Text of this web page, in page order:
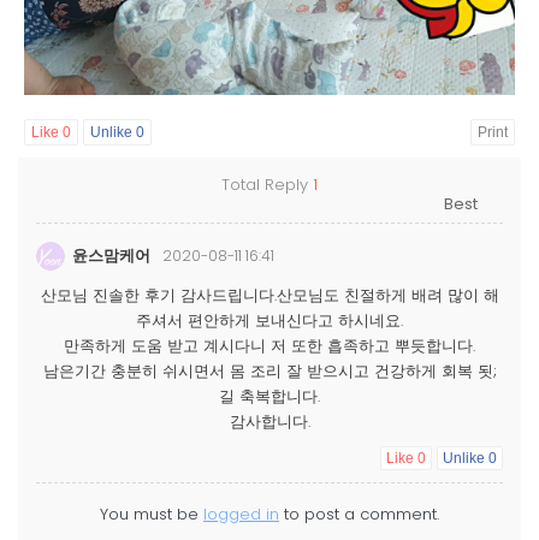
Like 0 Unlike 0 Print
Total Reply 1
윤스맘케어 2020-08-11 16:41
산모님 진솔한 후기 감사드립니다.산모님도 친절하게 배려 많이 해
주셔서 편안하게 보내신다고 하시네요.
만족하게 도움 받고 계시다니 저 또한 흡족하고 뿌듯합니다.
남은기간 충분히 쉬시면서 몸 조리 잘 받으시고 건강하게 회복 됫;
길 축복합니다.
감사합니다.
Like 0 Unlike 0
You must be logged in to post a comment.